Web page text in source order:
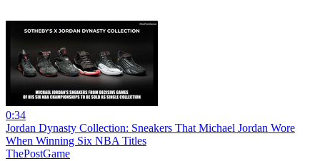
0:34
Jordan Dynasty Collection: Sneakers That Michael Jordan Wore
When Winning Six NBA Titles
ThePostGame